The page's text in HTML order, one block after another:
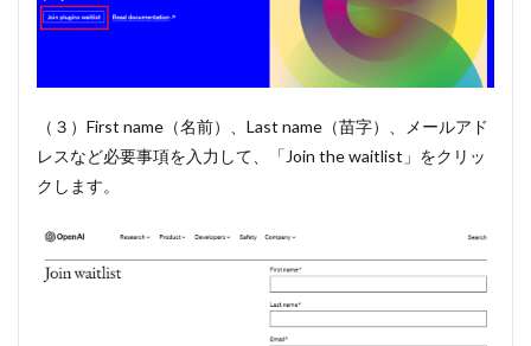
（３）First name（名前）、Last name（苗字）、メールアド
レスなど必要事項を入力して、「Join the waitlist」をクリッ
クします。